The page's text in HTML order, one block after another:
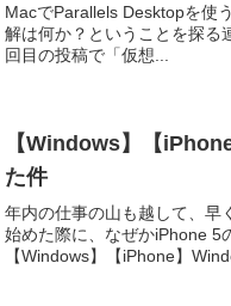
MacでParallels Desktopを使
解は何か？ということを探る
回目の投稿で「仮想...
【Windows】【
た件
年内の仕事の山も越して、早
始めた際に、なぜかiPhone 5
【Windows】【iPhone】